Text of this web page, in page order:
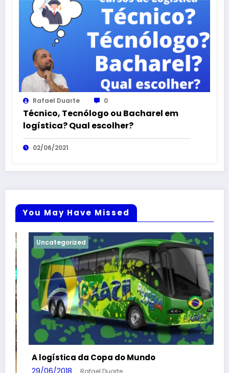
Rafael Duarte 0
Técnico, Tecnólogo ou Bacharel em
logística? Qual escolher?
02/06/2021
You May Have Missed
Uncategorized
A logística da Copa do Mundo